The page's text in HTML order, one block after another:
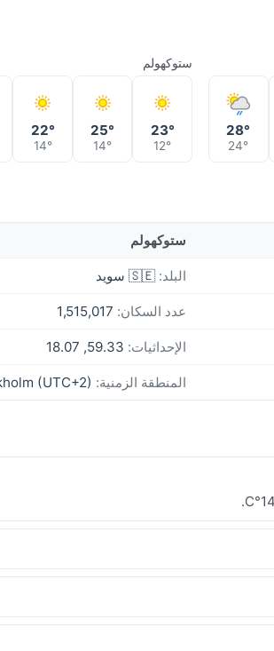
28°
24°
ستوكهولم
23°
12°
25°
14°
22°
14°
ستوكهولم
البلد: 🇸🇪 سويد
عدد السكان:
الإحداثيات:
المنطقة الزمنية: